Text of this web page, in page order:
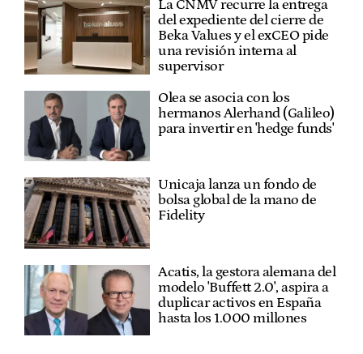
La CNMV recurre la entrega
del expediente del cierre de
Beka Values y el exCEO pide
una revisión interna al
supervisor
Olea se asocia con los
hermanos Alerhand (Galileo)
para invertir en 'hedge funds'
Unicaja lanza un fondo de
bolsa global de la mano de
Fidelity
Acatis, la gestora alemana del
modelo 'Buffett 2.0', aspira a
duplicar activos en España
hasta los 1.000 millones